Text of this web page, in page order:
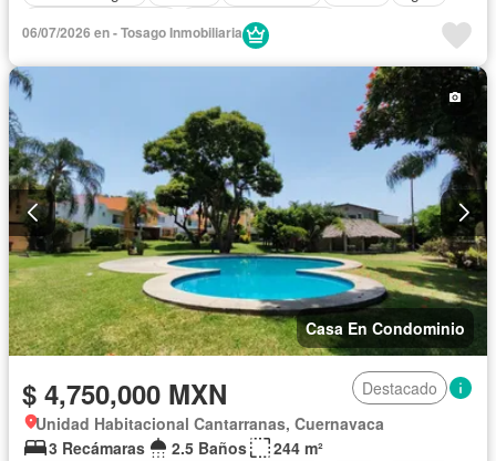
Televisión por cable
Recámara con closet
06/07/2026 en - Tosago Inmobiliaria
Casa En Condominio
$ 4,750,000 MXN
Destacado
Unidad Habitacional Cantarranas, Cuernavaca
3 Recámaras
2.5 Baños
244 m²